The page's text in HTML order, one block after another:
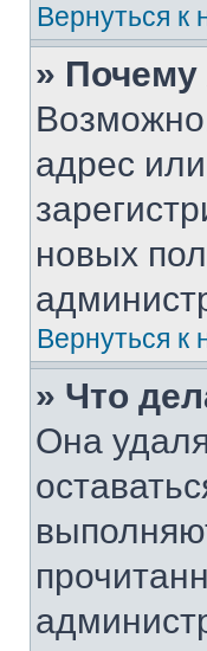
Вернуться к
» Почему
адрес
новых
Вернуться к
» Что
Она